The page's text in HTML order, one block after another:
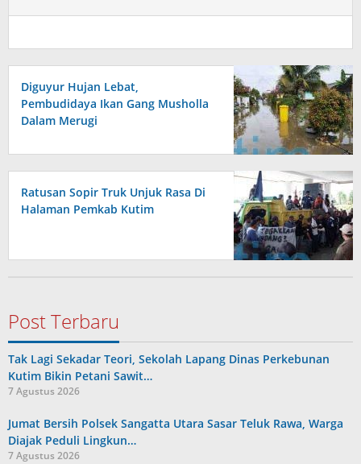
Diguyur Hujan Lebat,
Pembudidaya Ikan Gang Musholla
Dalam Merugi
Ratusan Sopir Truk Unjuk Rasa Di
Halaman Pemkab Kutim
Post Terbaru
Tak Lagi Sekadar Teori, Sekolah Lapang Dinas Perkebunan
Kutim Bikin Petani Sawit…
7 Agustus 2026
Jumat Bersih Polsek Sangatta Utara Sasar Teluk Rawa, Warga
Diajak Peduli Lingkun…
7 Agustus 2026